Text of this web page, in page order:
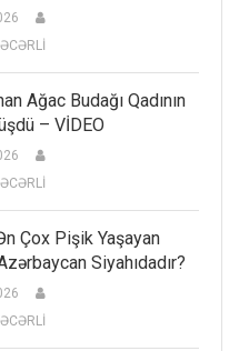
Ağac Budağı Qadının
– VİDEO
Çox Pişik Yaşayan
Siyahıdadır?